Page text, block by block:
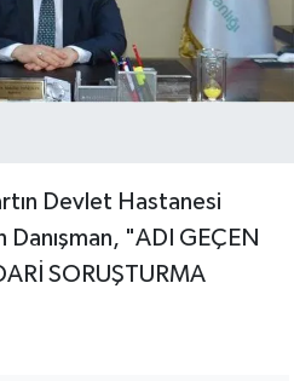
Devlet Hastanesi
Danışman, "ADI GEÇEN
SORUŞTURMA